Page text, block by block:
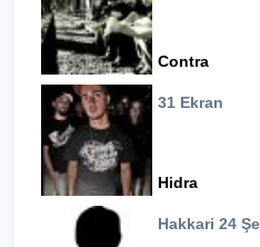
Contra
31 Ekran
Hidra
Hakkari 24